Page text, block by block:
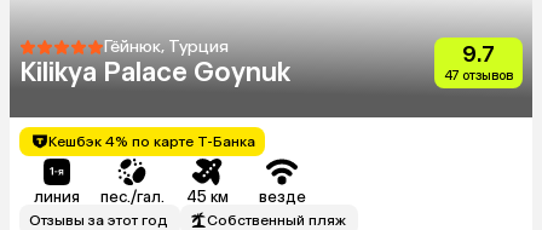
Гёйнюк, Турция
Kilikya Palace Goynuk
9.7
47 отзывов
Кешбэк 4% по карте Т-Банка
линия пес./гал. 45 км везде
Отзывы за этот год
Собственный пляж